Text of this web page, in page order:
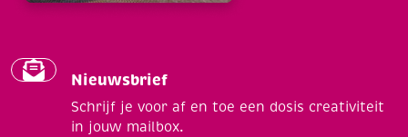
Nieuwsbrief
Schrijf je voor af en toe een dosis creativiteit
in jouw mailbox.